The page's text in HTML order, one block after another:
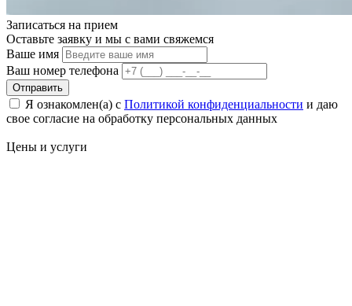
Записаться на прием
Оставьте заявку и мы с вами свяжемся
Ваше имя
Ваш номер телефона
Отправить
Я ознакомлен(а) с Политикой конфиденциальности и даю
свое cогласие на обработку персональных данных
Цены и услуги